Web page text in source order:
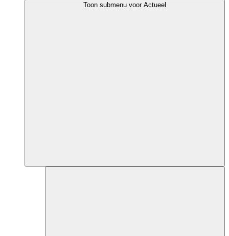
Toon submenu voor Actueel